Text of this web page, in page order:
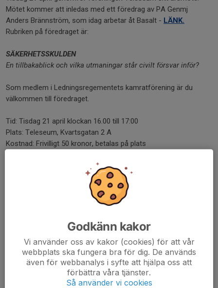
Mötet kommer att inledas med ett föredrag av PA Genmj
Anders Brännström, som idag arbetar åt Basalt - LÄNK.
Rubriken på föredraget är:
SÄKERHETSSKULDEN
En tillbakablick och vilka utmaningar står civilt försvar inför?
Som medlem i Ledningsregementets kamratförening är du
välkommen till föredraget.
Tid: Tisdag 21 april klockan 16.00 till 17:00
Plats: Teleseum, Kvartsgatan 2 A
Kostnad: Frivilligt 50 kronor, betalas på plats
Källa: Föreningen Teleseum
Kommentarer
Godkänn kakor
Vi använder oss av kakor (cookies) för att vår
webbplats ska fungera bra för dig. De används
även för webbanalys i syfte att hjälpa oss att
förbättra våra tjänster.
Så använder vi cookies